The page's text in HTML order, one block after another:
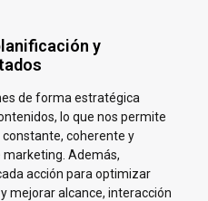
y
de forma estratégica
lo que nos permite
coherente y
Además,
acción para optimizar
mejorar alcance, interacción